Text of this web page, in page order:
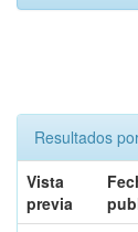
Resultados
Vista
previa